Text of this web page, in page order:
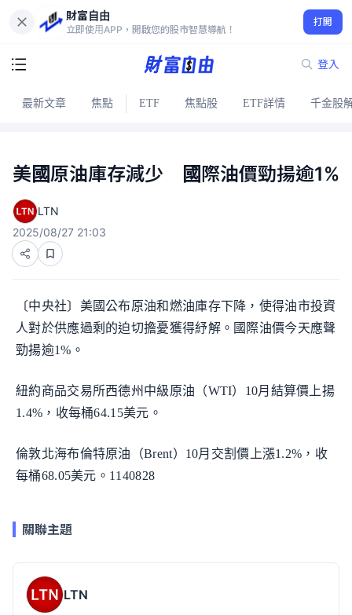
財富自由
立即使用APP，開啟您的股市智慧導航！
打開
登入
最新文章 焦點 ETF 焦點股 ETF詳情 千金股
美國原油庫存減少 國際油價勁揚逾1%
LTN
2025/08/27 21:03
〔中央社〕美國公布原油和燃油庫存下降，使得油市投資
人對於供應過剩的迫切擔憂獲得紓解。國際油價今天應聲
勁揚逾1%。
紐約商品交易所西德州中級原油（WTI）10月結算價上揚
1.4%，收每桶64.15美元。
倫敦北海布倫特原油（Brent）10月交割價上漲1.2%，收
每桶68.05美元。1140828
關聯主題
LTN